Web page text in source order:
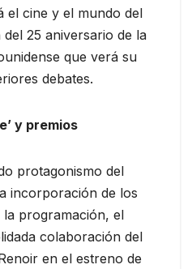
el cine y el mundo del
25 aniversario de la
que verá su
debates.
y premios
protagonismo del
incorporación de los
la programación, el
colaboración del
en el estreno de